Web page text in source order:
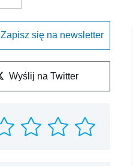
Zapisz się na newsletter
Wyślij na Twitter